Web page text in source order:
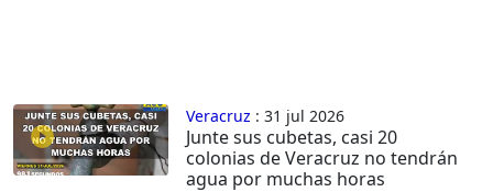
Veracruz : 31 jul 2026
Junte sus cubetas, casi 20
colonias de Veracruz no tendrán
agua por muchas horas